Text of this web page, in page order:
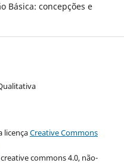
Básica: concepções e
licençaCreative Commons
commons 4.0, não-